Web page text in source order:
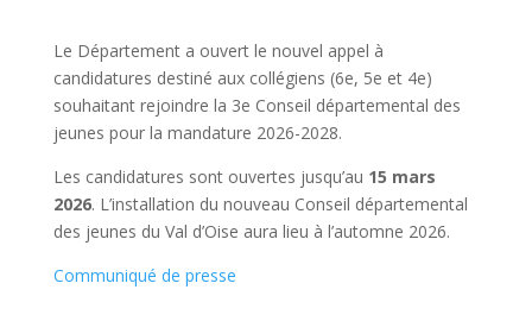
Le Département a ouvert le nouvel appel à
candidatures destiné aux collégiens (6e, 5e et 4e)
souhaitant rejoindre la 3e Conseil départemental des
jeunes pour la mandature 2026-2028.
Les candidatures sont ouvertes jusqu’au 15 mars
2026. L’installation du nouveau Conseil départemental
des jeunes du Val d’Oise aura lieu à l’automne 2026.
Communiqué de presse